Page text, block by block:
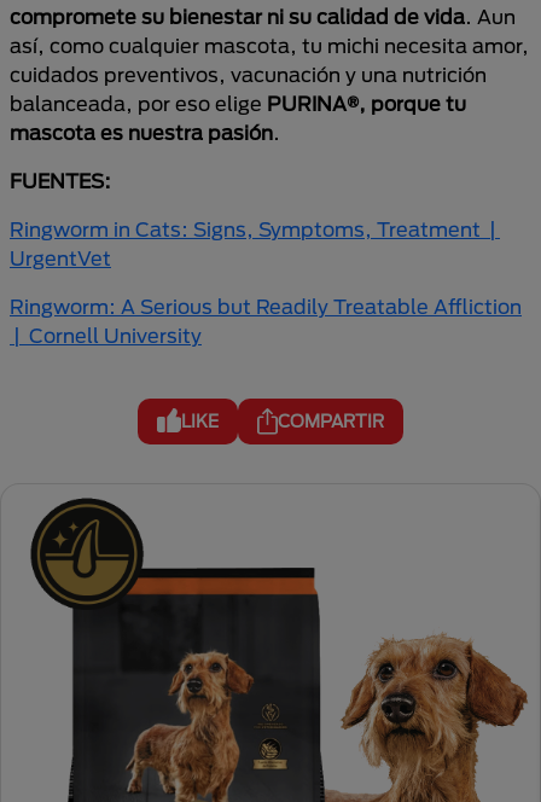
compromete su bienestar ni su calidad de vida. Aun
así, como cualquier mascota, tu michi necesita amor,
cuidados preventivos, vacunación y una nutrición
balanceada, por eso elige PURINA®, porque tu
mascota es nuestra pasión.
FUENTES:
Ringworm in Cats: Signs, Symptoms, Treatment |
UrgentVet
Ringworm: A Serious but Readily Treatable Affliction
| Cornell University
LIKE COMPARTIR